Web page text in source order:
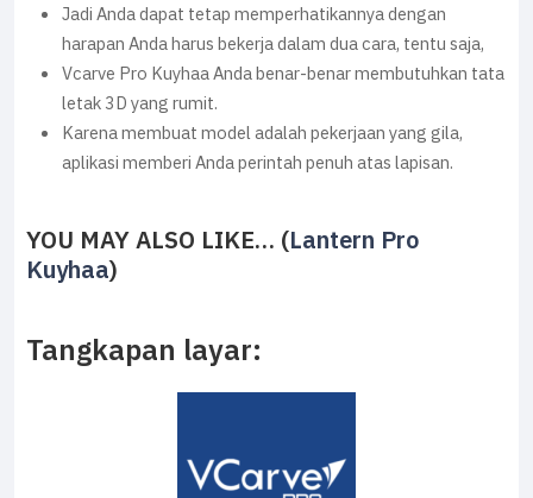
Jadi Anda dapat tetap memperhatikannya dengan
harapan Anda harus bekerja dalam dua cara, tentu saja,
Vcarve Pro Kuyhaa Anda benar-benar membutuhkan tata
letak 3D yang rumit.
Karena membuat model adalah pekerjaan yang gila,
aplikasi memberi Anda perintah penuh atas lapisan.
YOU MAY ALSO LIKE… (Lantern Pro
Kuyhaa)
Tangkapan layar: